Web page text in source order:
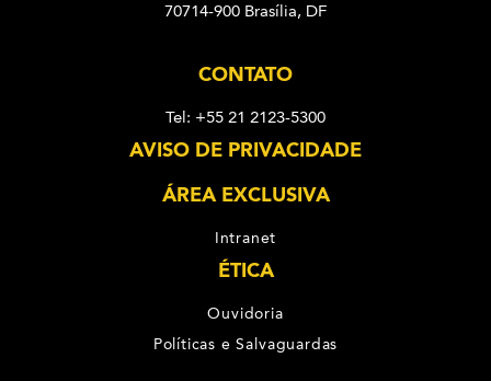
70714-900 Brasília, DF
CONTATO
Tel: +55 21 2123-5300
AVISO DE PRIVACIDADE
ÁREA EXCLUSIVA
Intranet
ÉTICA
Ouvidoria
Políticas e Salvaguardas